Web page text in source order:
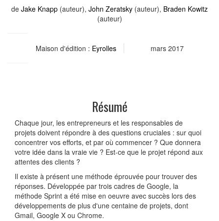
de Jake Knapp (auteur), John Zeratsky (auteur), Braden Kowitz
(auteur)
Maison d'édition : Eyrolles mars 2017
Résumé
Chaque jour, les entrepreneurs et les responsables de
projets doivent répondre à des questions cruciales : sur quoi
concentrer vos efforts, et par où commencer ? Que donnera
votre idée dans la vraie vie ? Est-ce que le projet répond aux
attentes des clients ?
Il existe à présent une méthode éprouvée pour trouver des
réponses. Développée par trois cadres de Google, la
méthode Sprint a été mise en oeuvre avec succès lors des
développements de plus d'une centaine de projets, dont
Gmail, Google X ou Chrome.